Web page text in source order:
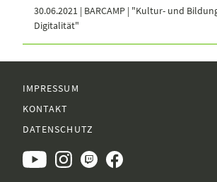
30.06.2021 | BARCAMP | "Kultur- und
Digitalität"
IMPRESSUM
KONTAKT
DATENSCHUTZ